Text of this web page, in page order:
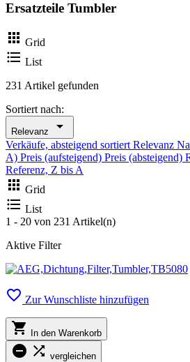
Ersatzteile Tumbler
 Grid
 List
231 Artikel gefunden
Sortiert nach:
Relevanz 
Verkäufe, absteigend sortiert Relevanz
A) Preis (aufsteigend) Preis (absteigend)
Referenz, Z bis A
 Grid
 List
1 - 20 von 231 Artikel(n)
Aktive Filter
 Zur Wunschliste hinzufügen
 In den Warenkorb
  vergleichen